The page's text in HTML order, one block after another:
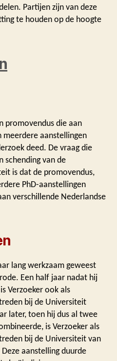
Partijen zijn van deze
te houden op de hoogte
promovendus die aan
aanstellingen
deed. De vraag die
schending van de
is dat de promovendus,
PhD-aanstellingen
verschillende Nederlandse
lang werkzaam geweest
Een half jaar nadat hij
Verzoeker ook als
bij de Universiteit
later, toen hij dus al twee
is Verzoeker als
bij de Universiteit van
aanstelling duurde